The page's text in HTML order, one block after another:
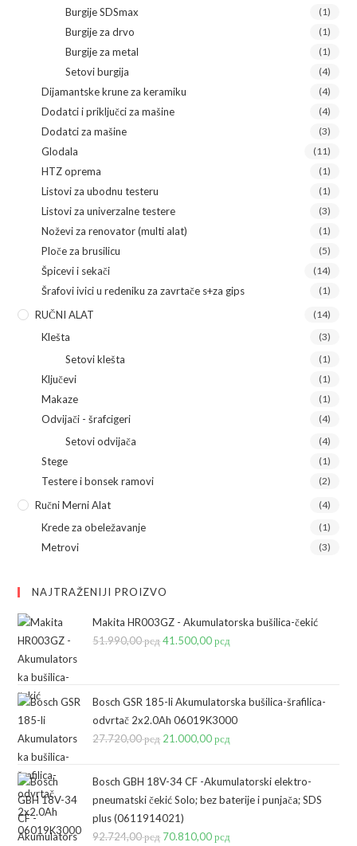
Burgije SDSmax (1)
Burgije za drvo (1)
Burgije za metal (1)
Setovi burgija (4)
Dijamantske krune za keramiku (4)
Dodatci i priključci za mašine (4)
Dodatci za mašine (3)
Glodala (11)
HTZ oprema (1)
Listovi za ubodnu testeru (1)
Listovi za univerzalne testere (3)
Noževi za renovator (multi alat) (1)
Ploče za brusilicu (5)
Špicevi i sekači (14)
Šrafovi ivici u redeniku za zavrtače s+za gips (1)
RUČNI ALAT (14)
Klešta (3)
Setovi klešta (1)
Ključevi (1)
Makaze (1)
Odvijači - šrafcigeri (4)
Setovi odvijača (4)
Stege (1)
Testere i bonsek ramovi (2)
Ručni Merni Alat (4)
Krede za obeležavanje (1)
Metrovi (3)
NAJTRAŽENIJI PROIZVO
Makita HR003GZ - Akumulatorska bušilica-čekić
51.990,00рсдOriginalna
bila:
51.990,00 рсд.
41.500,00рсд
41.500,00 рсд.
Bosch GSR 185-li Akumulatorska bušilica-šrafilica-
odvrtač 2x2.0Ah 06019K3000
27.720,00рсд Originalna
je
bila:
27.720,00 рсд.
21.000,00рсд
je:
21.000,00 рсд.
Bosch GBH 18V-34 CF -Akumulatorski elektro-
pneumatski čekić Solo; bez baterije i punjača; SDS
plus (0611914021)
92.724,00рсд Originalna
70.810,00рсд